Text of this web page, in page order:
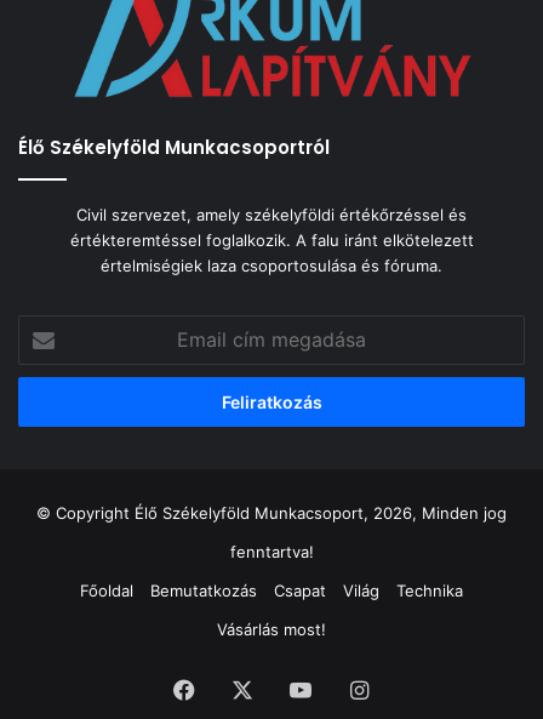
Élő Székelyföld Munkacsoportról
Civil szervezet, amely székelyföldi értékőrzéssel és
értékteremtéssel foglalkozik. A falu iránt elkötelezett
értelmiségiek laza csoportosulása és fóruma.
cím
megadása
© Copyright Élő Székelyföld Munkacsoport, 2026, Minden jog
fenntartva!
Főoldal
Bemutatkozás Csapat Világ
Technika
Vásárlás most!
Facebook YouTubeInstagram